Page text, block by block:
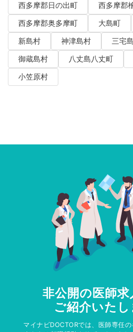
西多摩郡日の出町
西多摩郡
西多摩郡奥多摩町
大島町
新島村
神津島村
三宅
御蔵島村
八丈島八丈町
小笠原村
非公開の医師求
ご紹介いたし
マイナビDOCTORでは、医師専任